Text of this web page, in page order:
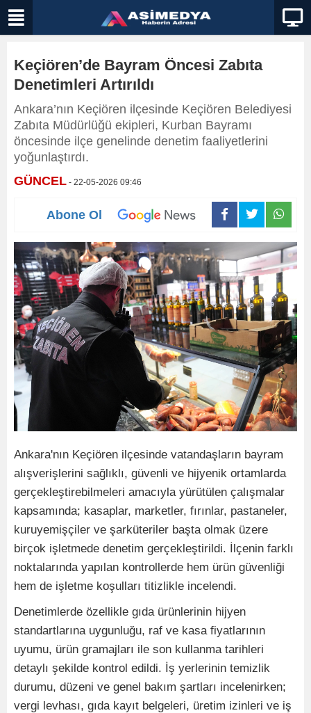
Keçiören’de Bayram Öncesi Zabıta
Denetimleri Artırıldı
Ankara’nın Keçiören ilçesinde Keçiören Belediyesi
Zabıta Müdürlüğü ekipleri, Kurban Bayramı
öncesinde ilçe genelinde denetim faaliyetlerini
yoğunlaştırdı.
GÜNCEL - 22-05-2026 09:46
Abone Ol
Ankara'nın Keçiören ilçesinde vatandaşların bayram
alışverişlerini sağlıklı, güvenli ve hijyenik ortamlarda
gerçekleştirebilmeleri amacıyla yürütülen çalışmalar
kapsamında; kasaplar, marketler, fırınlar, pastaneler,
kuruyemişçiler ve şarküteriler başta olmak üzere
birçok işletmede denetim gerçekleştirildi. İlçenin farklı
noktalarında yapılan kontrollerde hem ürün güvenliği
hem de işletme koşulları titizlikle incelendi.
Denetimlerde özellikle gıda ürünlerinin hijyen
standartlarına uygunluğu, raf ve kasa fiyatlarının
uyumu, ürün gramajları ile son kullanma tarihleri
detaylı şekilde kontrol edildi. İş yerlerinin temizlik
durumu, düzeni ve genel bakım şartları incelenirken;
vergi levhası, gıda kayıt belgeleri, üretim izinleri ve iş